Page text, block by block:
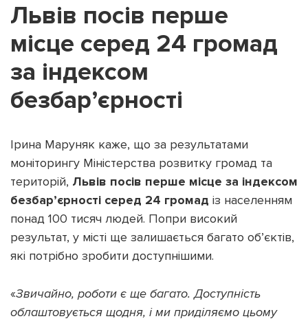
Львів посів перше
місце серед 24 громад
за індексом
безбар’єрності
Ірина Маруняк каже, що за результатами
моніторингу Міністерства розвитку громад та
територій, Львів посів перше місце за індексом
безбар’єрності серед 24 громад із населенням
понад 100 тисяч людей. Попри високий
результат, у місті ще залишається багато об’єктів,
які потрібно зробити доступнішими.
«Звичайно, роботи є ще багато. Доступність
облаштовується щодня, і ми приділяємо цьому